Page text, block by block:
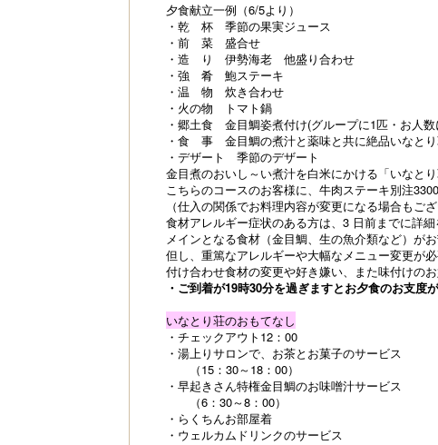
夕食献立一例（6/5より）
・乾 杯 季節の果実ジュース
・前 菜 盛合せ
・造 り 伊勢海老 他盛り合わせ
・強 肴 鮑ステーキ
・温 物 炊き合わせ
・火の物 トマト鍋
・郷土食 金目鯛姿煮付け(グループに1匹・お人
・食 事 金目鯛の煮汁と薬味と共に絶品いなと
・デザート 季節のデザート
金目煮のおいし～い煮汁を白米にかける「いなと
こちらのコースのお客様に、牛肉ステーキ別注
（仕入の関係でお料理内容が変更になる場合もござ
食材アレルギー症状のある方は、3 日前までに詳細
メインとなる食材（金目鯛、生の魚介類など）が
但し、重篤なアレルギーや大幅なメニュー変更が
付け合わせ食材の変更や好き嫌い、また味付けの
・ご到着が19時30分を過ぎますとお夕食のお支度
いなとり荘のおもてなし
・チェックアウト12：00
・湯上りサロンで、お茶とお菓子のサービス
（15：30～18：00）
・早起きさん特権金目鯛のお味噌汁サービス
（6：30～8：00）
・らくちんお部屋着
・ウェルカムドリンクのサービス